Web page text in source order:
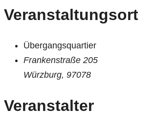
Veranstaltungsort
Übergangsquartier
Frankenstraße 205
Würzburg, 97078
Veranstalter